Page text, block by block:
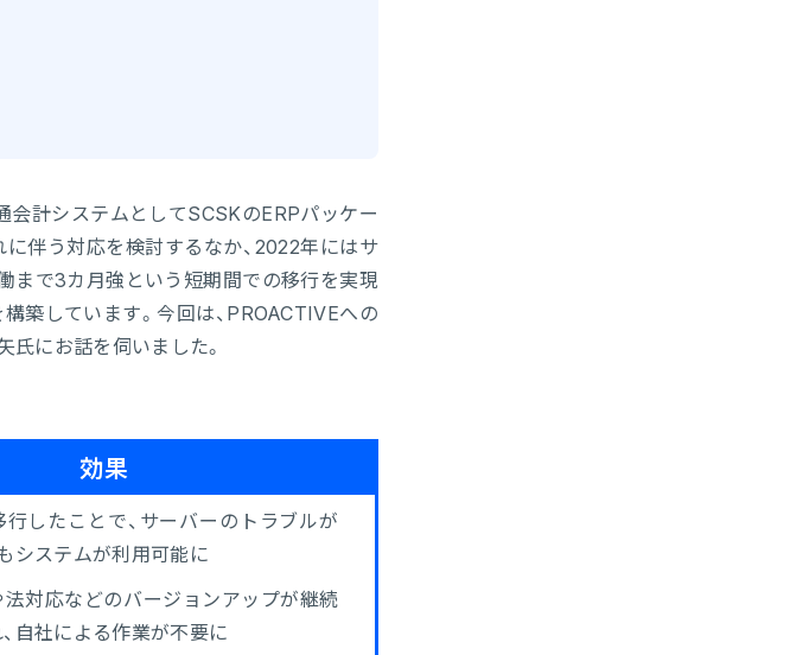
会計システムとしてSCSKのERPパッケー
伴う対応を検討するなか、2022年にはサ
まで3カ月強という短期間での移行を実現
築しています。今回は、PROACTIVEへの
氏にお話を伺いました。
効果
行したことで、サーバーのトラブルが
システムが利用可能に
対応などのバージョンアップが継続
自社による作業が不要に